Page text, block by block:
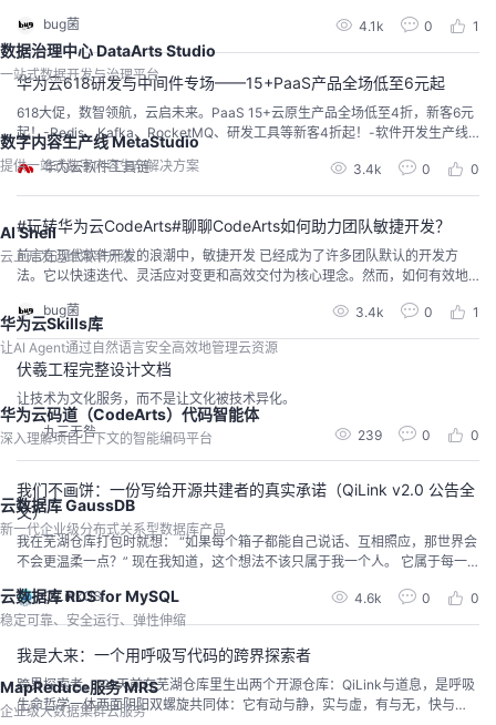
数据治理中心 DataArts Studio
一站式数据开发与治理平台
数字内容生产线 MetaStudio
提供一站式数字内容生产解决方案
AI Shell
云上开发运维效率升级
华为云Skills库
让AI Agent通过自然语言安全高效地管理云资源
华为云码道（CodeArts）代码智能体
深入理解项目上下文的智能编码平台
云数据库 GaussDB
新一代企业级分布式关系型数据库产品
云数据库 RDS for MySQL
稳定可靠、安全运行、弹性伸缩
MapReduce服务 MRS
企业级大数据集群云服务
odeArts 正是为了解决这些痛点而设计的强大工具。通过 CodeArts，团队能够
在需求创建、跟踪、变更管理等方面大大提升效率。本篇文章将分享我在使用
CodeArts 中...
bug菌 4.1k 0 1
华为云618研发与中间件专场——15+PaaS产品全场低至6元起
618大促，数智领航，云启未来。PaaS 15+云原生产品全场低至4折，新客6元
起！-Redis、Kafka、RocketMQ、研发工具等新客4折起！-软件开发生产线C
odeArts，CodeArts系列子服务，新客4折起！-数字资产链新客119元起，华为
链新客4折起！-漏洞管理服务（原VSS）、APP合规检测限时8折！-Serverles
s函数工作流，无需配置和管理服务器，AIGC应用，一...
华为云软件工具链 3.4k 0 0
#玩转华为云CodeArts#聊聊CodeArts如何助力团队敏捷开发？
前言在现代软件开发的浪潮中，敏捷开发 已经成为了许多团队默认的开发方
法。它以快速迭代、灵活应对变更和高效交付为核心理念。然而，如何有效地
往会遇到需求管理、任务分解、协作沟通和进度追踪等方面的挑战。为了真正
做到敏捷，拥有一套合适的工具至关重要。在这个背景下，CodeArts 作为一款
全面的研发协同工具，专为支持敏捷开发而设计...
bug菌 3.4k 0 1
伏羲工程完整设计文档
让技术为文化服务，而不是让文化被技术异化。
九三无咎 239 0 0
我们不画饼：一份写给开源共建者的真实承诺（QiLink v2.0 公告全
文）
我在芜湖仓库打包时就想： “如果每个箱子都能自己说话、互相照应，那世界会
不会更温柔一点？” 现在我知道，这个想法不该只属于我一个人。 它属于每一
叶；你走，光也留过影。
QiLinkOS 4.6k 0 0
我是大来：一个用呼吸写代码的跨界探索者
跨界探索者。”21天前在芜湖仓库里生出两个开源仓库：QiLink与道息，是呼吸
生命哲学一体两面阴阳双螺旋共同体：它有动与静，实与虚，有与无，快与